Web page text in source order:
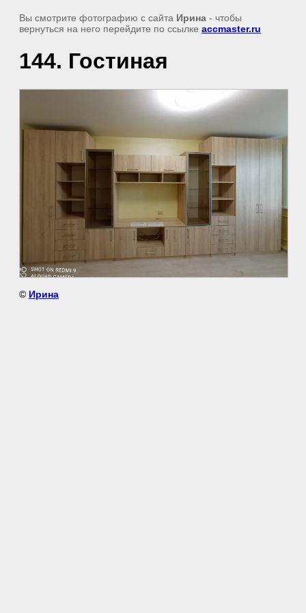
Вы смотрите фотографию с сайта Ирина - чтобы
вернуться на него перейдите по ссылке accmaster.ru
144. Гостиная
© Ирина